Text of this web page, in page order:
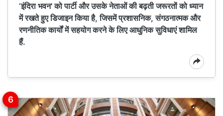
‘इंदिरा भवन' को पार्टी और उसके नेताओं की बढ़ती जरूरतों को ध्यान
में रखते हुए डिजाइन किया है, जिसमें प्रशासनिक, संगठनात्मक और
रणनीतिक कार्यों में सहयोग करने के लिए आधुनिक सुविधाएं शामिल
हैं.